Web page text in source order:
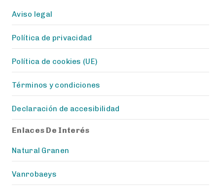
Aviso legal
Política de privacidad
Política de cookies (UE)
Términos y condiciones
Declaración de accesibilidad
Enlaces De Interés
Natural Granen
Vanrobaeys